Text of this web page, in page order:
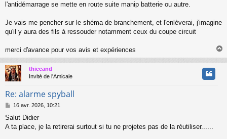
l'antidémarrage se mette en route suite manip batterie ou autre.
Je vais me pencher sur le shéma de branchement, et l'enlèverai, j'imagine
qu'il y aura des fils à ressouder notamment ceux du coupe circuit
merci d'avance pour vos avis et expériences
a
u
thiecand
Invité de l'Amicale
Re: alarme spyball
M
s
s
16 avr. 2026, 10:21
Salut Didier
A ta place, je la retirerai surtout si tu ne projetes pas de la réutiliser......